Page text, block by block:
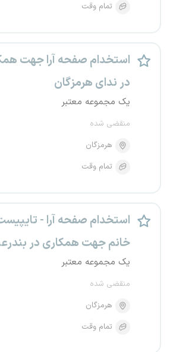
تمام وقت
استخدام صفحه آرا جهت
در ندای هرمزگان
یک مجموعه معتبر
منقضی شده
هرمزگان
تمام وقت
استخدام صفحه آرا -
خانم جهت همکاری در
یک مجموعه معتبر
منقضی شده
هرمزگان
تمام وقت